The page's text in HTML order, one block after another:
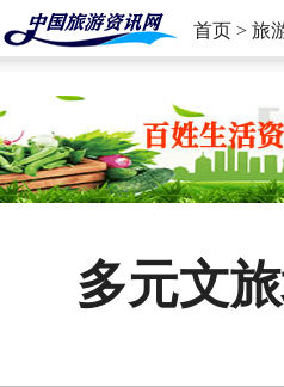
首页 > 旅
多元文